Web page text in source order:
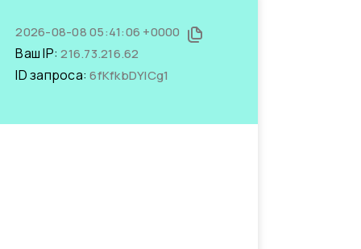
2026-08-08 05:41:06 +0000
Ваш IP:216.73.216.62
ID запроса:6fKfkbDYICg1